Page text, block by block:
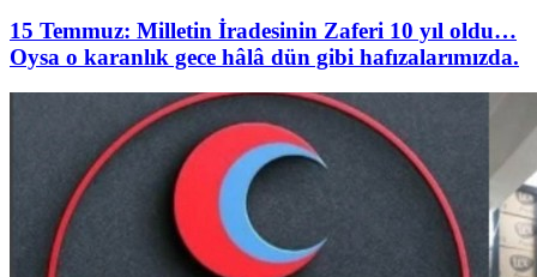
15 Temmuz: Milletin İradesinin Zaferi 10 yıl oldu…
Oysa o karanlık gece hâlâ dün gibi hafızalarımızda.